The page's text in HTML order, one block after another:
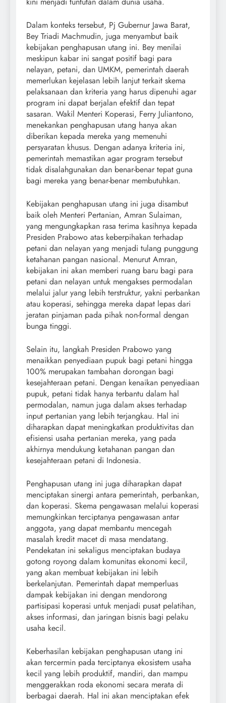
Dalam konteks tersebut, Pj Gubernur Jawa Barat,
Bey Triadi Machmudin, juga menyambut baik
kebijakan penghapusan utang ini. Bey menilai
meskipun kabar ini sangat positif bagi para
nelayan, petani, dan UMKM, pemerintah daerah
memerlukan kejelasan lebih lanjut terkait skema
pelaksanaan dan kriteria yang harus dipenuhi agar
program ini dapat berjalan efektif dan tepat
sasaran. Wakil Menteri Koperasi, Ferry Juliantono,
menekankan penghapusan utang hanya akan
diberikan kepada mereka yang memenuhi
persyaratan khusus. Dengan adanya kriteria ini,
pemerintah memastikan agar program tersebut
tidak disalahgunakan dan benar-benar tepat guna
bagi mereka yang benar-benar membutuhkan.
Kebijakan penghapusan utang ini juga disambut
baik oleh Menteri Pertanian, Amran Sulaiman,
yang mengungkapkan rasa terima kasihnya kepada
Presiden Prabowo atas keberpihakan terhadap
petani dan nelayan yang menjadi tulang punggung
ketahanan pangan nasional. Menurut Amran,
kebijakan ini akan memberi ruang baru bagi para
petani dan nelayan untuk mengakses permodalan
melalui jalur yang lebih terstruktur, yakni perbankan
atau koperasi, sehingga mereka dapat lepas dari
jeratan pinjaman pada pihak non-formal dengan
bunga tinggi.
Selain itu, langkah Presiden Prabowo yang
menaikkan penyediaan pupuk bagi petani hingga
100% merupakan tambahan dorongan bagi
kesejahteraan petani. Dengan kenaikan penyediaan
pupuk, petani tidak hanya terbantu dalam hal
permodalan, namun juga dalam akses terhadap
input pertanian yang lebih terjangkau. Hal ini
diharapkan dapat meningkatkan produktivitas dan
efisiensi usaha pertanian mereka, yang pada
akhirnya mendukung ketahanan pangan dan
kesejahteraan petani di Indonesia.
Penghapusan utang ini juga diharapkan dapat
menciptakan sinergi antara pemerintah, perbankan,
dan koperasi. Skema pengawasan melalui koperasi
memungkinkan terciptanya pengawasan antar
anggota, yang dapat membantu mencegah
masalah kredit macet di masa mendatang.
Pendekatan ini sekaligus menciptakan budaya
gotong royong dalam komunitas ekonomi kecil,
yang akan membuat kebijakan ini lebih
berkelanjutan. Pemerintah dapat memperluas
dampak kebijakan ini dengan mendorong
partisipasi koperasi untuk menjadi pusat pelatihan,
akses informasi, dan jaringan bisnis bagi pelaku
usaha kecil.
Keberhasilan kebijakan penghapusan utang ini
akan tercermin pada terciptanya ekosistem usaha
kecil yang lebih produktif, mandiri, dan mampu
menggerakkan roda ekonomi secara merata di
berbagai daerah. Hal ini akan menciptakan efek